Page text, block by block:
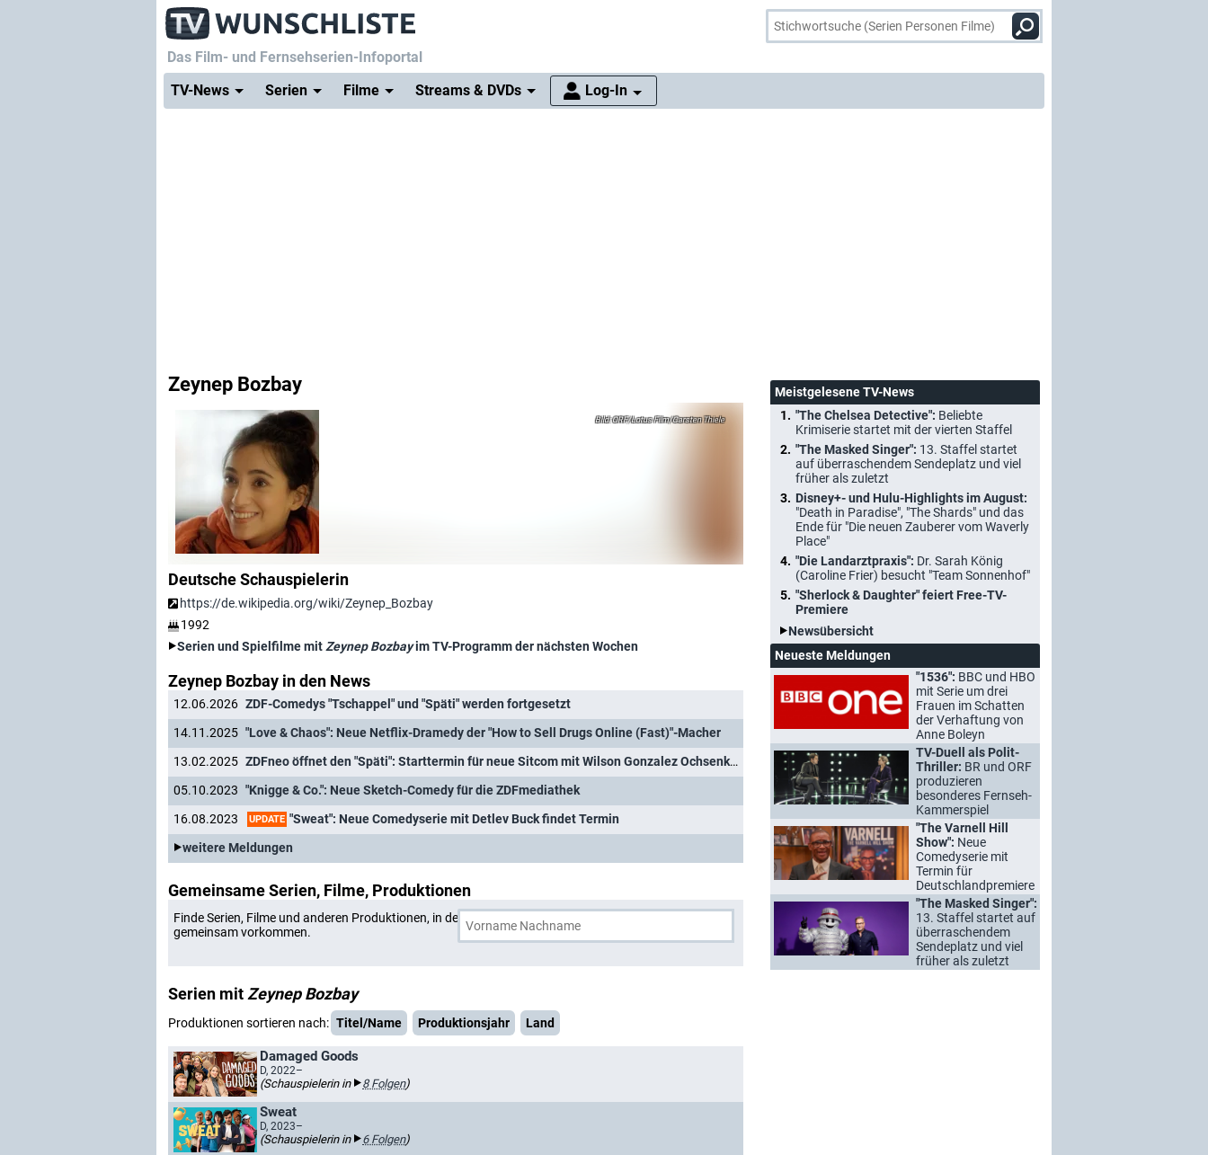
Das Film- und Fernsehserien-Infoportal
TV-News
Serien Filme Streams & DVDs Log-In
Zeynep Bozbay
ORF/Lotus Film/Carsten Thiele
Deutsche Schauspielerin
https://de.wikipedia.org/wiki/Zeynep_Bozbay
1992
Serien und Spielfilme mit Zeynep Bozbayim TV-Programm der nächsten Wochen
Zeynep Bozbay in den News
12.06.2026 ZDF-Comedys "Tschappel" und "Späti" werden fortgesetzt
14.11.2025 "Love & Chaos": Neue Netflix-Dramedy der "How to Sell Drugs Online (Fast)"-Macher
13.02.2025
ZDFneo öffnet den "Späti": Starttermin für neue Sitcom mit Wilson Gonzalez Ochsenknecht
05.10.2023 "Knigge & Co.": Neue Sketch-Comedy für die ZDFmediathek
16.08.2023
UPDATE "Sweat": Neue Comedyserie mit Detlev Buck findet Termin
weitere Meldungen
Gemeinsame Serien, Filme, Produktionen
Finde Serien, Filme und anderen Produktionen, in denen Zeynep Bozbay
gemeinsam vorkommen.
Serien mit Zeynep Bozbay
Produktionen sortieren nach: Titel/Name Produktionsjahr Land
Damaged Goods
D, 2022–
(Schauspielerin in 8 Folgen)
Sweat
D, 2023–
(Schauspielerin in 6 Folgen)
Meistgelesene TV-News
"The Chelsea Detective": Beliebte
Krimiserie startet mit der vierten Staffel
"The Masked Singer": 13. Staffel startet
auf überraschendem Sendeplatz und viel
früher als zuletzt
Disney+- und Hulu-Highlights im August:
"Death in Paradise", "The Shards" und das
Ende für "Die neuen Zauberer vom Waverly
Place"
"Die Landarztpraxis": Dr. Sarah König
(Caroline Frier) besucht "Team Sonnenhof"
"Sherlock & Daughter" feiert Free-TV-
Premiere
Newsübersicht
Neueste Meldungen
"1536": BBC und HBO
mit Serie um drei
Frauen im Schatten
der Verhaftung von
Anne Boleyn
TV-Duell als Polit-
Thriller: BR und ORF
produzieren
besonderes Fernseh-
Kammerspiel
"The Varnell Hill
Show": Neue
Comedyserie mit
Termin für
Deutschlandpremiere
"The Masked Singer":
13. Staffel startet auf
überraschendem
Sendeplatz und viel
früher als zuletzt